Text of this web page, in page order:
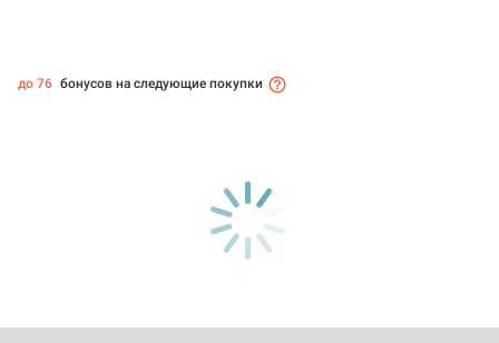
до 76 бонусов на следующие покупки